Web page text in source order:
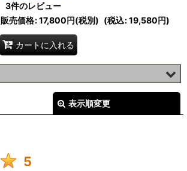
3件のレビュー
販売価格:17,800円(税別) (税込:19,580円)
カートに入れる
1件
2件
表示順変更
5